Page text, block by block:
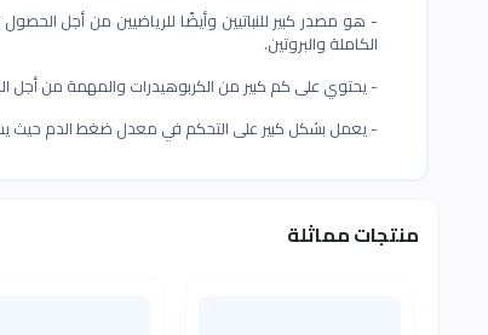
- هو مصدر كبير للنباتيين وأيضًا للرياضيين من أجل
الكاملة والبروتين.
- يحتوي على كم كبير من الكربوهيدرات والمهمة من أجل
- يعمل بشكل كبير على التحكم في معدل ضغط الدم
منتجات مماثلة